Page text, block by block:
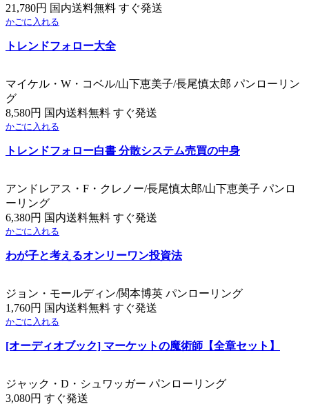
21,780円 国内送料無料 すぐ発送
かごに入れる
トレンドフォロー大全
マイケル・W・コベル/山下恵美子/長尾慎太郎 パンローリン
グ
8,580円 国内送料無料 すぐ発送
かごに入れる
トレンドフォロー白書 分散システム売買の中身
アンドレアス・F・クレノー/長尾慎太郎/山下恵美子 パンロ
ーリング
6,380円 国内送料無料 すぐ発送
かごに入れる
わが子と考えるオンリーワン投資法
ジョン・モールディン/関本博英 パンローリング
1,760円 国内送料無料 すぐ発送
かごに入れる
[オーディオブック] マーケットの魔術師【全章セット】
ジャック・D・シュワッガー パンローリング
3,080円 すぐ発送